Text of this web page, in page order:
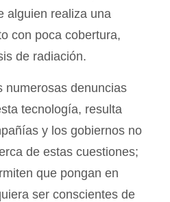
alguien realiza una
con poca cobertura,
de radiación.
numerosas denuncias
tecnología, resulta
y los gobiernos no
de estas cuestiones;
que pongan en
ser conscientes de